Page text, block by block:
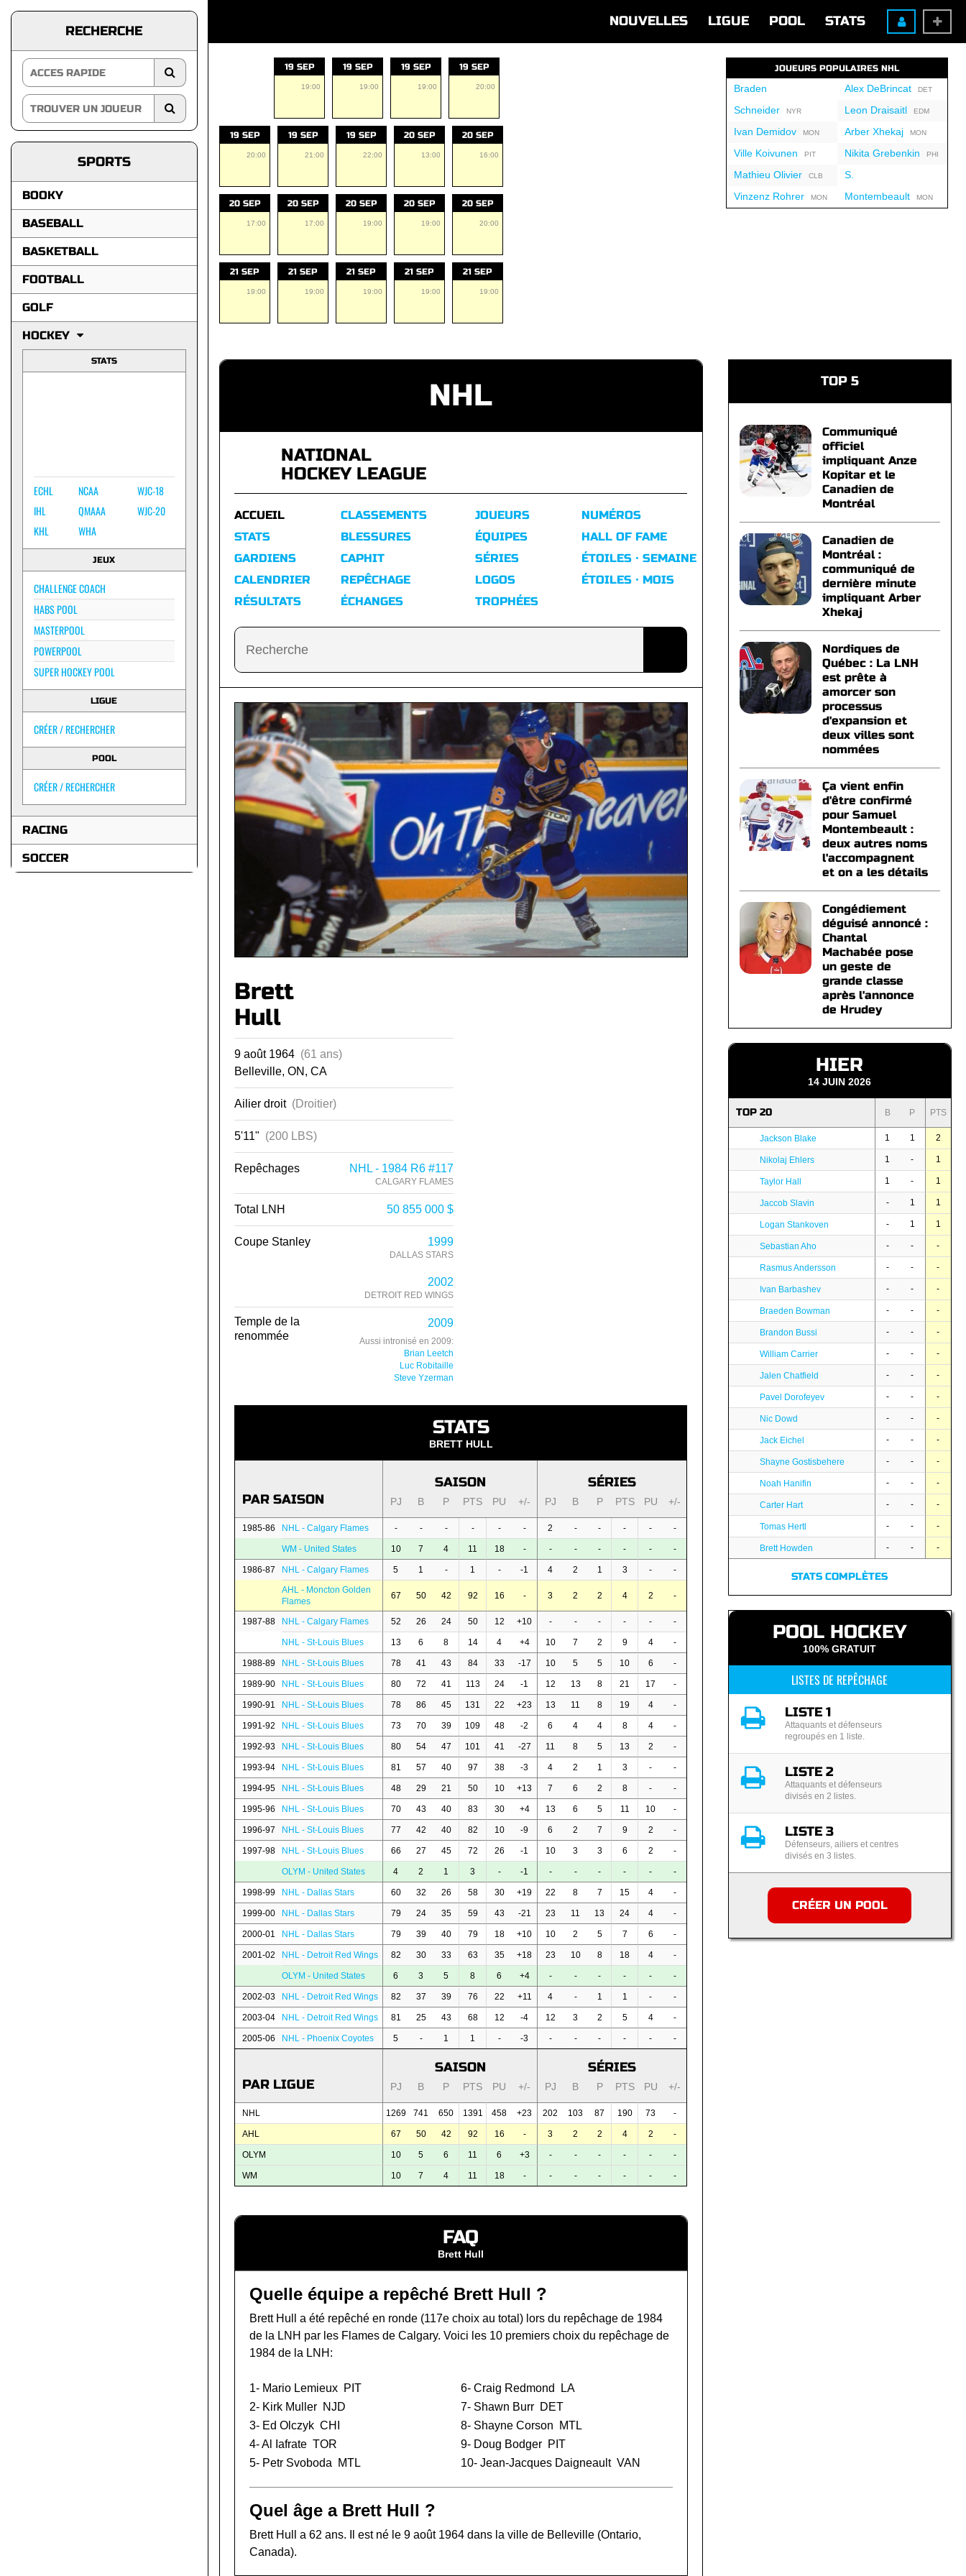
NOUVELLES LIGUE POOL STATS
RECHERCHE
SPORTS
BOOKY
BASEBALL
BASKETBALL
FOOTBALL
GOLF
HOCKEY
STATS
ECHL
IHL
KHL
NCAA
QMAAA
WHA
WJC-18
WJC-20
JEUX
CHALLENGE COACH
HABS POOL
MASTERPOOL
POWERPOOL
SUPER HOCKEY POOL
LIGUE
CRÉER / RECHERCHER
POOL
CRÉER / RECHERCHER
RACING
SOCCER
19 SEP
19:00
19 SEP
19:00
19 SEP
19:00
19 SEP
20:00
19 SEP
20:00
19 SEP
21:00
19 SEP
22:00
20 SEP
13:00
20 SEP
16:00
20 SEP
17:00
20 SEP
17:00
20 SEP
19:00
20 SEP
19:00
20 SEP
20:00
21 SEP
19:00
21 SEP
19:00
21 SEP
19:00
21 SEP
19:00
21 SEP
19:00
JOUEURS POPULAIRES NHL
Braden
SchneiderNYR
Ivan DemidovMON
Ville Koivunen PIT
Mathieu OlivierCLB
Vinzenz RohrerMON
Alex DeBrincatDET
Leon Draisaitl EDM
Arber XhekajMON
Nikita Grebenkin PHI
S.
MontembeaultMON
NHL
NATIONAL
HOCKEY LEAGUE
ACCUEIL
STATS
GARDIENS
CALENDRIER
RÉSULTATS
CLASSEMENTS
BLESSURES
CAPHIT
REPÊCHAGE
ÉCHANGES
JOUEURS
ÉQUIPES
SÉRIES
LOGOS
TROPHÉES
NUMÉROS
HALL OF FAME
ÉTOILES · SEMAINE
ÉTOILES · MOIS
Brett
Hull
9 août 1964 (61 ans)
Belleville, ON, CA
Ailier droit (Droitier)
5'11" (200 LBS)
Repêchages NHL - 1984 R6 #117
CALGARY FLAMES
Total LNH 50 855 000 $
Coupe Stanley 1999
DALLAS STARS
2002
DETROIT RED WINGS
Temple de la
renommée
2009
Aussi intronisé en 2009:
Brian Leetch
Luc Robitaille
Steve Yzerman
STATS
BRETT HULL
PAR SAISON
SAISON SÉRIES
PJ B P PTS PU +/- PJ B P PTS PU +/-
1985-86 NHL - Calgary Flames - - - - - - 2 - - - - -
WM - United States 10 7 4 11 18 - - - - - - -
1986-87 NHL - Calgary Flames 5 1 - 1 - -1 4 2 1 3 -
-
AHL - Moncton Golden
Flames
67 50 42 92 16 - 3 2 2 4 2 -
1987-88 NHL - Calgary Flames 52 26 24 50 12 +10 - - - - - -
NHL - St-Louis Blues 13 6 8 14 4 +4 10 7 2 9 4 -
1988-89 NHL - St-Louis Blues 78 41 43 84 33 -17 10 5 5 10 6 -
1989-90 NHL - St-Louis Blues 80 72 41 113 24 -1 12 13 8 21 17 -
1990-91 NHL - St-Louis Blues 78 86 45 131 22 +23 13 11 8 19 4 -
1991-92 NHL - St-Louis Blues 73 70 39 109 48 -2 6 4 4 8 4 -
1992-93 NHL - St-Louis Blues 80 54 47 101 41 -27 11 8 5 13 2 -
1993-94 NHL - St-Louis Blues 81 57 40 97 38 -3 4 2 1 3 - -
1994-95 NHL - St-Louis Blues 48 29 21 50 10 +13 7 6 2 8 - -
1995-96 NHL - St-Louis Blues 70 43 40 83 30 +4 13 6 5 11 10 -
1996-97 NHL - St-Louis Blues 77 42 40 82 10 -9 6 2 7 9 2 -
1997-98 NHL - St-Louis Blues 66 27 45 72 26 -1 10 3 3 6 2 -
OLYM - United States 4 2 1 3 - -1 - - - - - -
1998-99 NHL - Dallas Stars 60 32 26 58 30 +19 22 8 7 15 4 -
1999-00 NHL - Dallas Stars 79 24 35 59 43 -21 23 11 13 24 4 -
2000-01 NHL - Dallas Stars 79 39 40 79 18 +10 10 2 5 7 6 -
2001-02 NHL - Detroit Red Wings 82 30 33 63 35 +18 23 10 8 18 4 -
OLYM - United States 6 3 5 8 6 +4 - - - - - -
2002-03 NHL - Detroit Red Wings 82 37 39 76 22 +11 4 - 1 1 - -
2003-04 NHL - Detroit Red Wings 81 25 43 68 12 -4 12 3 2 5 4 -
2005-06 NHL - Phoenix Coyotes 5 - 1 1 - -3 - - - - - -
PAR LIGUE
SAISON SÉRIES
PJ B P PTS PU +/- PJ B P PTS PU +/-
NHL 1269 741 650 1391 458 +23 202 103 87 190 73 -
AHL 67 50 42 92 16 - 3 2 2 4 2 -
OLYM 10 5 6 11 6 +3 - - - - - -
WM 10 7 4 11 18 - - - - - - -
FAQ
Brett Hull
Quelle équipe a repêché Brett Hull ?
Brett Hull a été repêché en ronde (117e choix au total) lors du repêchage de 1984
de la LNH par les Flames de Calgary. Voici les 10 premiers choix du repêchage de
1984 de la LNH:
1- Mario Lemieux PIT
2- Kirk Muller NJD
3- Ed Olczyk CHI
4-Al Iafrate TOR
5- Petr Svoboda MTL
6-Craig Redmond
LA
7- Shawn Burr DET
8- Shayne Corson
MTL
9- Doug Bodger PIT
10-Jean-Jacques Daigneault VAN
Quel âge a Brett Hull ?
Brett Hull a 62 ans. Il est né le 9 août 1964 dans la ville de Belleville (Ontario,
Canada).
TOP 5
Communiqué
officiel
impliquant Anze
Kopitar et le
Canadien de
Montréal
Canadien de
Montréal :
communiqué de
dernière minute
impliquant Arber
Xhekaj
Nordiques de
Québec : La LNH
est prête à
amorcer son
processus
d'expansion et
deux villes sont
nommées
Ça vient enfin
d'être confirmé
pour Samuel
Montembeault :
deux autres noms
l'accompagnent
et on a les détails
Congédiement
déguisé annoncé :
Chantal
Machabée pose
un geste de
grande classe
après l'annonce
de Hrudey
HIER
14 JUIN 2026
TOP 20 B P PTS
Jackson Blake 1 1 2
Nikolaj Ehlers 1 - 1
Taylor Hall 1 - 1
Jaccob Slavin - 1 1
Logan Stankoven - 1 1
Sebastian Aho - - -
Rasmus Andersson - - -
Ivan Barbashev - - -
Braeden Bowman - - -
Brandon Bussi - - -
William Carrier - - -
Jalen Chatfield - - -
Pavel Dorofeyev - - -
Nic Dowd - - -
Jack Eichel - - -
Shayne Gostisbehere - - -
Noah Hanifin - - -
Carter Hart - - -
Tomas Hertl - - -
Brett Howden - - -
STATS COMPLÈTES
POOL HOCKEY
100% GRATUIT
LISTES DE REPÊCHAGE
LISTE 1
Attaquants et défenseurs
regroupés en 1 liste.
LISTE 2
Attaquants et défenseurs
divisés en 2 listes.
LISTE 3
Défenseurs, ailiers et centres
divisés en 3 listes.
CRÉER UN POOL